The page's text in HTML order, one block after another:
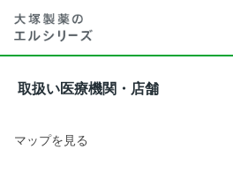
取扱い医療機関・店舗
マップを見る